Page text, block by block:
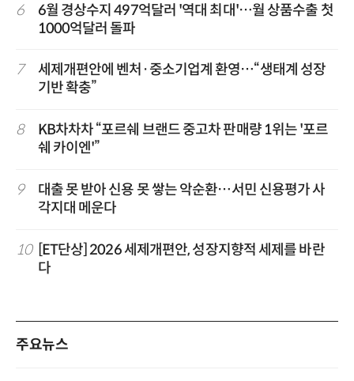
6
6월 경상수지 497억달러 '역대 최대'…월 상품수출 첫
1000억달러 돌파
7
세제개편안에 벤처·중소기업계 환영…“생태계 성장
기반 확충”
8
KB차차차 “포르쉐 브랜드 중고차 판매량 1위는 '포르
쉐 카이엔'”
9
대출 못 받아 신용 못 쌓는 악순환…서민 신용평가 사
각지대 메운다
10
[ET단상] 2026 세제개편안, 성장지향적 세제를 바란
다
주요뉴스